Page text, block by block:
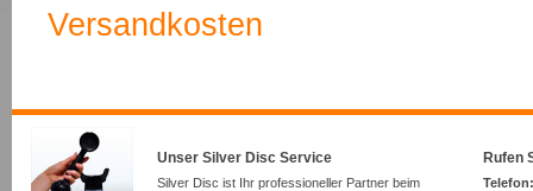
Versandkosten
Unser Silver Disc Service
Silver Disc ist Ihr professioneller Partner beim
Rufen